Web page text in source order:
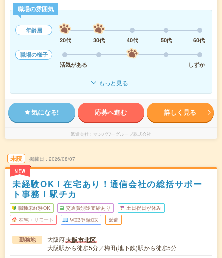
職場の雰囲気
年齢層
20代
30代 40代 50代
60代
職場の様子
活気がある
しずか
もっと見る
気になる! 応募へ進む 詳しく見る
派遣会社 マンパワーグループ株式会社
未読
NEW
掲載日 2026/08/07
未経験OK！在宅あり！通信会社の総括サポー
ト事務！駅チカ
職種未経験OK 交通費別途支給あり 土日祝日が休み
在宅・リモート WEB登録OK 派遣
勤務地 大阪府大阪市北区
大阪駅から徒歩5分／梅田(地下鉄)駅から徒歩5分